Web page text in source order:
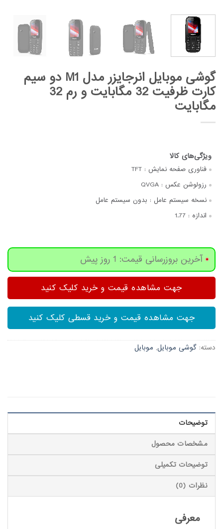
گوشی موبایل انرجایزر مدل M1 دو سیم
کارت ظرفیت 32 مگابایت و رم 32
مگابایت
فناوری صفحه‌ نمایش : TFT
رزولوشن عکس : QVGA
نسخه سیستم عامل : بدون سیستم عامل
اندازه : 1.77
آخرین بروزرسانی قیمت: 1 روز پیش
جهت مشاهده قیمت و خرید کلیک کنید
جهت مشاهده قیمت و خرید قسطی کلیک کنید
دسته: گوشی موبایل, موبایل
توضیحات
مشخصات محصول
توضیحات تکمیلی
نظرات (0)
معرفی